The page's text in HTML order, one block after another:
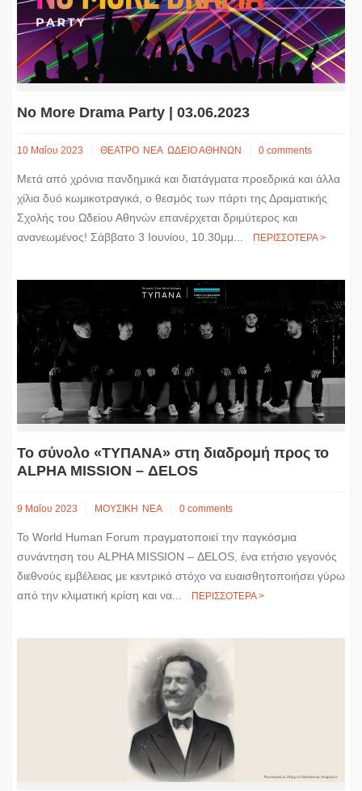
k
e
r
n
k
No More Drama Party | 03.06.2023
10 Μαΐου 2023 ΘΕΑΤΡΟ ΝΕΑ ΩΔΕΙΟ ΑΘΗΝΩΝ 0 comments
Μετά από χρόνια πανδημικά και διατάγματα προεδρικά και άλλα
χίλια δυό κωμικοτραγικά, ο θεσμός των πάρτι της Δραματικής
Σχολής του Ωδείου Αθηνών επανέρχεται δριμύτερος και
ανανεωμένος! Σάββατο 3 Ιουνίου, 10.30μμ...
ΠΕΡΙΣΣΟΤΕΡΑ >
Το σύνολο «ΤΥΠΑΝΑ» στη διαδρομή προς το
ALPHA MISSION – ΔELOS
9 Μαΐου 2023 ΜΟΥΣΙΚΗ ΝΕΑ 0 comments
Το World Human Forum πραγματοποιεί την παγκόσμια
συνάντηση του ALPHA MISSION – ΔELOS, ένα ετήσιο γεγονός
διεθνούς εμβέλειας με κεντρικό στόχο να ευαισθητοποιήσει γύρω
από την κλιματική κρίση και να...
ΠΕΡΙΣΣΟΤΕΡΑ >